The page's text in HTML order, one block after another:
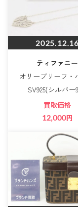
2025.12.16
ティファニー
オリーブリーフ・
SV925(シルバー
買取価格
12,000円